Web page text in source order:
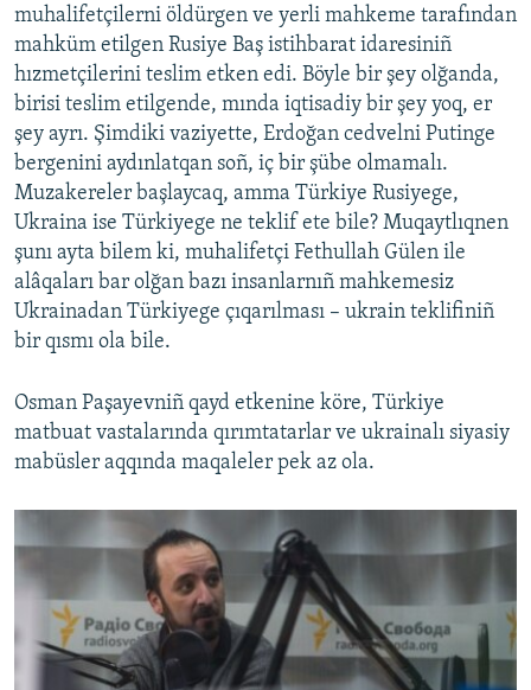
muhalifetçilerni öldürgen ve yerli mahkeme tarafından
mahküm etilgen Rusiye Baş istihbarat idaresiniñ
hızmetçilerini teslim etken edi. Böyle bir şey olğanda,
birisi teslim etilgende, mında iqtisadiy bir şey yoq, er
şey ayrı. Şimdiki vaziyette, Erdoğan cedvelni Putinge
bergenini aydınlatqan soñ, iç bir şübe olmamalı.
Muzakereler başlaycaq, amma Türkiye Rusiyege,
Ukraina ise Türkiyege ne teklif ete bile? Muqaytlıqnen
şunı ayta bilem ki, muhalifetçi Fethullah Gülen ile
alâqaları bar olğan bazı insanlarnıñ mahkemesiz
Ukrainadan Türkiyege çıqarılması – ukrain teklifiniñ
bir qısmı ola bile.
Osman Paşayevniñ qayd etkenine köre, Türkiye
matbuat vastalarında qırımtatarlar ve ukrainalı siyasiy
mabüsler aqqında maqaleler pek az ola.